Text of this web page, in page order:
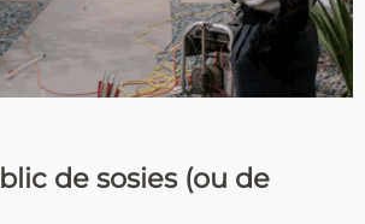
de sosies (ou de